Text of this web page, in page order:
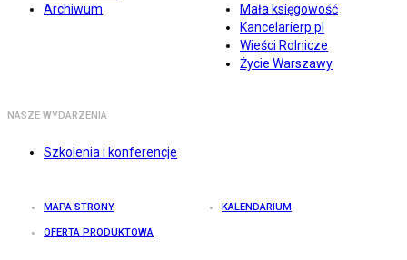
Archiwum
Mała księgowość
Kancelarierp.pl
Wieści Rolnicze
Życie Warszawy
NASZE WYDARZENIA
Szkolenia i konferencje
MAPA STRONY KALENDARIUM
OFERTA PRODUKTOWA